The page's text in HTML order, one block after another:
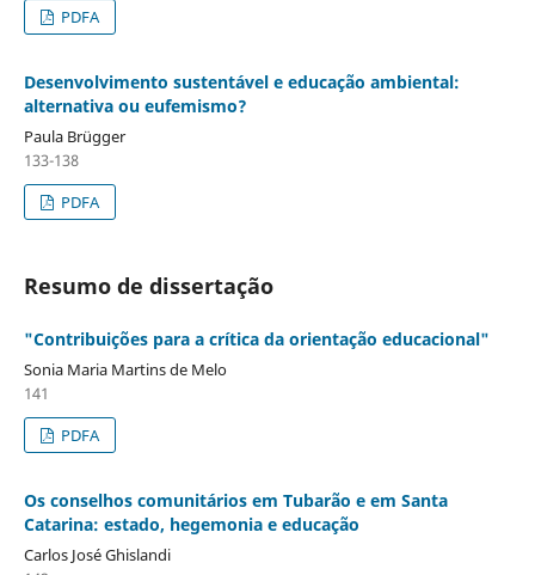
PDFA
Desenvolvimento sustentável e educação ambiental:
alternativa ou eufemismo?
Paula Brügger
133-138
PDFA
Resumo de dissertação
"Contribuições para a crítica da orientação educacional"
Sonia Maria Martins de Melo
141
PDFA
Os conselhos comunitários em Tubarão e em Santa
Catarina: estado, hegemonia e educação
Carlos José Ghislandi